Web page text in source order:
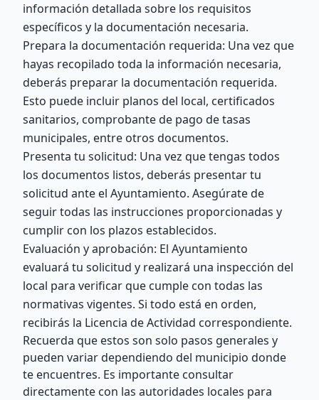
información detallada sobre los requisitos
específicos y la documentación necesaria.
Prepara la documentación requerida: Una vez que
hayas recopilado toda la información necesaria,
deberás preparar la documentación requerida.
Esto puede incluir planos del local, certificados
sanitarios, comprobante de pago de tasas
municipales, entre otros documentos.
Presenta tu solicitud: Una vez que tengas todos
los documentos listos, deberás presentar tu
solicitud ante el Ayuntamiento. Asegúrate de
seguir todas las instrucciones proporcionadas y
cumplir con los plazos establecidos.
Evaluación y aprobación: El Ayuntamiento
evaluará tu solicitud y realizará una inspección del
local para verificar que cumple con todas las
normativas vigentes. Si todo está en orden,
recibirás la Licencia de Actividad correspondiente.
Recuerda que estos son solo pasos generales y
pueden variar dependiendo del municipio donde
te encuentres. Es importante consultar
directamente con las autoridades locales para